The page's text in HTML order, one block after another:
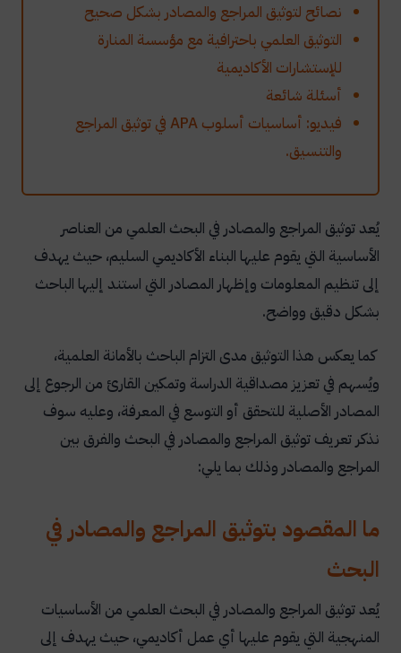
نصائح لتوثيق المراجع والمصادر بشكل صحيح
التوثيق العلمي باحترافية مع مؤسسة المنارة
للإستشارات الأكاديمية
أسئلة شائعة
فيديو: أساسيات أسلوب APA في توثيق المراجع
والتنسيق.
يُعد توثيق المراجع والمصادر في البحث العلمي من العناصر
الأساسية التي يقوم عليها البناء الأكاديمي السليم، حيث يهدف
إلى تنظيم المعلومات وإظهار المصادر التي استند إليها الباحث
بشكل دقيق وواضح.
كما يعكس هذا التوثيق مدى التزام الباحث بالأمانة العلمية،
ويُسهم في تعزيز مصداقية الدراسة وتمكين القارئ من الرجوع إلى
المصادر الأصلية للتحقق أو التوسع في المعرفة، وعليه سوف
نذكر تعريف توثيق المراجع والمصادر في البحث والفرق بين
المراجع والمصادر وذلك بما يلي:
ما المقصود بتوثيق المراجع والمصادر في
البحث
يُعد توثيق المراجع والمصادر في البحث العلمي من الأساسيات
المنهجية التي يقوم عليها أي عمل أكاديمي، حيث يهدف إلى